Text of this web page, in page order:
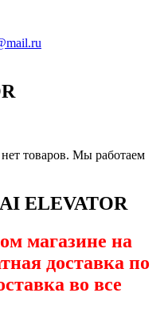
товаров. Мы работаем
ELEVATOR
магазине на
доставка по
во все